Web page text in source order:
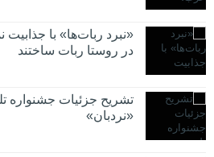
«نبرد ربات‌ها» با
در روستا ربات ساختند
تشریح جزئیات جشنواره‌
«نردبان»